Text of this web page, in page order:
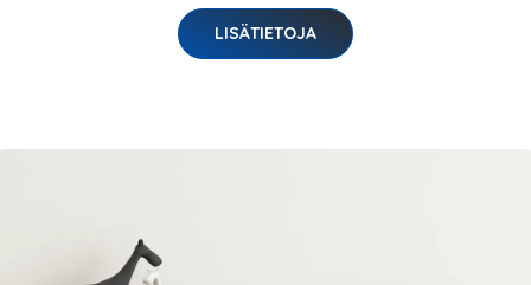
LISÄTIETOJA